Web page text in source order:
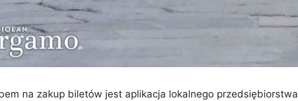
na zakup biletów jest aplikacja lokalnego przedsiębiorstwa